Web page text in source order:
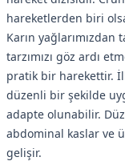
hareketlerden biri
Karın
tarzımızı göz ardı
pratik bir harekettir.
düzenli bir şekilde
adapte olunabilir.
abdominal kaslar ve
gelişir.